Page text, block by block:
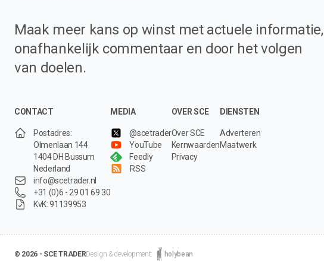
Maak meer kans op winst met actuele informatie,
onafhankelijk commentaar en door het volgen
van doelen.
CONTACT
Postadres:
Olmenlaan 144
1404 DH Bussum
Nederland
info@scetrader.nl
+31 (0)6 - 29 01 69 30
KvK: 91139953
MEDIA
@scetrader
YouTube
Feedly
RSS
OVER SCE
Over SCE
Kernwaarden
Privacy
DIENSTEN
Adverteren
Maatwerk
© 2026 - SCE TRADERDesign & development: holybean